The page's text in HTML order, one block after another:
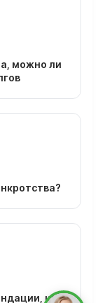
можно ли
как